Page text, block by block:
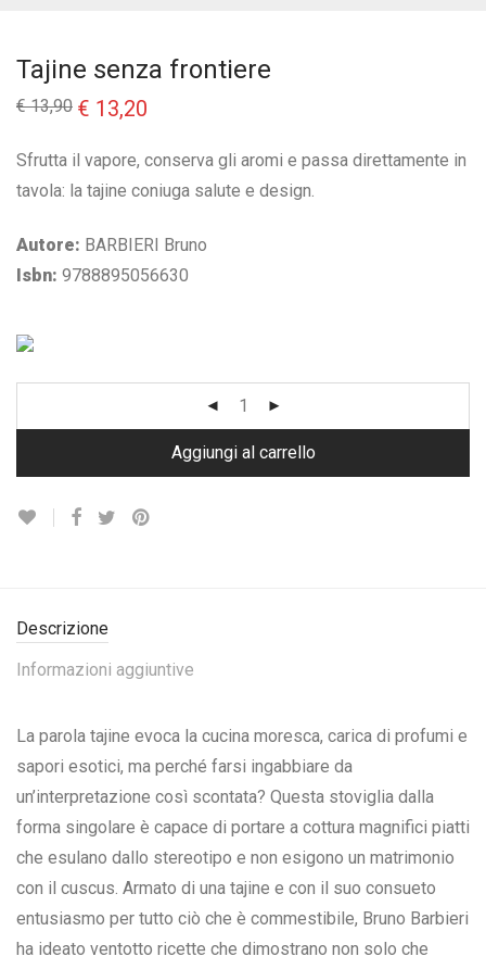
Tajine senza frontiere
€13,90 Il
prezzo
era:
€ 13,90.
€ 13,20
è:
Sfrutta il vapore, conserva gli aromi e passa direttamente in
tavola: la tajine coniuga salute e design.
Autore: BARBIERI Bruno
Isbn: 9788895056630
Aggiungi al carrello
Descrizione
Informazioni aggiuntive
La parola tajine evoca la cucina moresca, carica di profumi e
sapori esotici, ma perché farsi ingabbiare da
un’interpretazione così scontata? Questa stoviglia dalla
forma singolare è capace di portare a cottura magnifici piatti
che esulano dallo stereotipo e non esigono un matrimonio
con il cuscus. Armato di una tajine e con il suo consueto
entusiasmo per tutto ciò che è commestibile, Bruno Barbieri
ha ideato ventotto ricette che dimostrano non solo che